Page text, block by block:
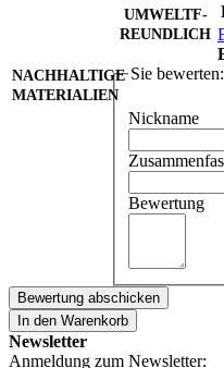
NACHHALTIGE
MATERIALIEN
UMWELTF-
REUNDLICH
Sie bewerten:
Nickname
Bewertung
Bewertung abschicken
In den Warenkorb
Newsletter
Anmeldung zum Newsletter: